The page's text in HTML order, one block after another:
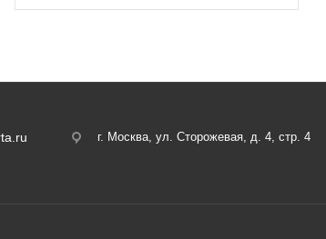
г. Москва, ул. Сторожевая, д. 4, стр. 4